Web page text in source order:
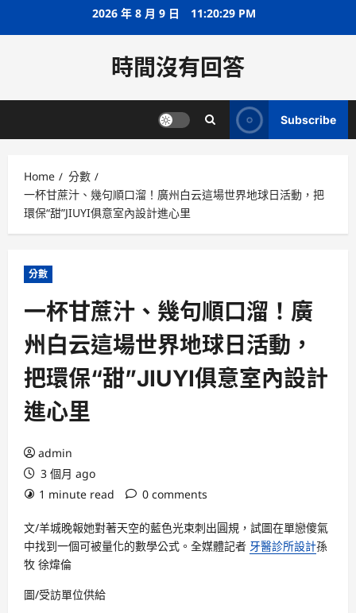
2026 年 8 月 9 日 11:20:29 PM
時間沒有回答
Subscribe
Home
分數
一杯甘蔗汁、幾句順口溜！廣州白云這場世界地球日活動，把
環保“甜”JIUYI俱意室內設計進心里
分數
一杯甘蔗汁、幾句順口溜！廣
州白云這場世界地球日活動，
把環保“甜”JIUYI俱意室內設計
進心里
admin
3 個月 ago
1 minute read
0 comments
文/羊城晚報她對著天空的藍色光束刺出圓規，試圖在單戀傻氣
中找到一個可被量化的數學公式。全媒體記者 牙醫診所設計孫
牧 徐煒倫
圖/受訪單位供給